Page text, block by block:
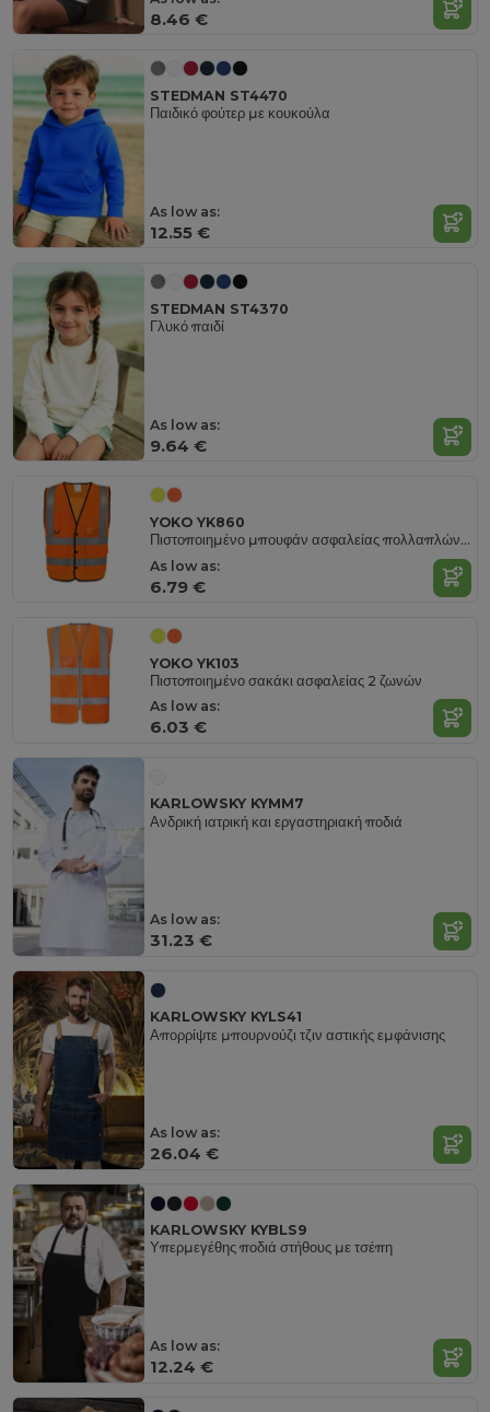
8.46 €
STEDMAN ST4470
Παιδικό φούτερ με κουκούλα
As low as:
12.55 €
STEDMAN ST4370
Γλυκό παιδί
As low as:
9.64 €
YOKO YK860
Πιστοποιημένο μπουφάν ασφαλείας πολλαπλών τσεπών
As low as:
6.79 €
YOKO YK103
Πιστοποιημένο σακάκι ασφαλείας 2 ζωνών
As low as:
6.03 €
KARLOWSKY KYMM7
Ανδρική ιατρική και εργαστηριακή ποδιά
As low as:
31.23 €
KARLOWSKY KYLS41
Απορρίψτε μπουρνούζι τζιν αστικής εμφάνισης
As low as:
26.04 €
KARLOWSKY KYBLS9
Υπερμεγέθης ποδιά στήθους με τσέπη
As low as:
12.24 €